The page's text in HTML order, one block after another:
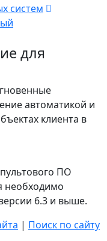
систем
для
автоматикой и
клиента в
ПО
необходимо
6.3 и выше.
| Поиск по сайту